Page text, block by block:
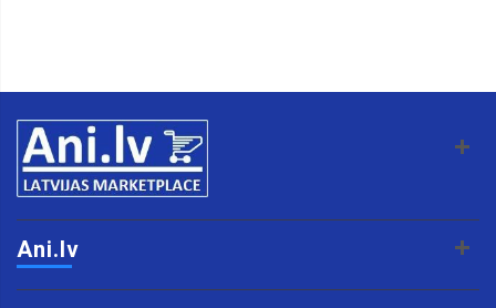
Ani.lv